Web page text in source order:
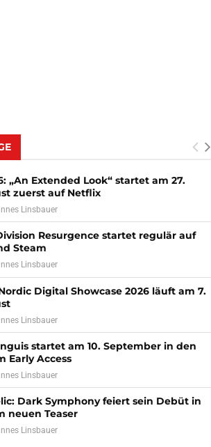
„An Extended Look“ startet am 27.
zuerst auf Netflix
Linsbauer
Resurgence startet regulär auf
Steam
Linsbauer
Digital Showcase 2026 läuft am 7.
Linsbauer
startet am 10. September in den
Early Access
Linsbauer
Dark Symphony feiert sein Debüt in
neuen Teaser
Linsbauer